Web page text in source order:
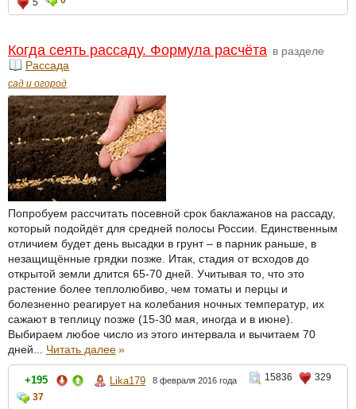
5
Когда сеять рассаду. Формула расчёта в разделе
Рассада
сад и огород
Попробуем рассчитать посевной срок баклажанов на рассаду,
который подойдёт для средней полосы России. Единственным
отличием будет день высадки в грунт – в парник раньше, в
незащищённые грядки позже. Итак, стадия от всходов до
открытой земли длится 65-70 дней. Учитывая то, что это
растение более теплолюбиво, чем томаты и перцы и
болезненно реагирует на колебания ночных температур, их
сажают в теплицу позже (15-30 мая, иногда и в июне).
Выбираем любое число из этого интервала и вычитаем 70
дней... Читать далее»
+195 Lika179 8 февраля 2016 года 15836
329
37